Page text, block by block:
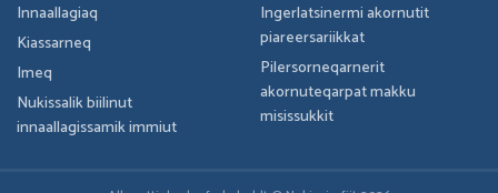
Innaallagiaq
Kiassarneq
Imeq
Nukissalik biilinut
innaallagissamik immiut
Ingerlatsinermi akornutit
piareersariikkat
Pilersorneqarnerit
akornuteqarpat makku
misissukkit